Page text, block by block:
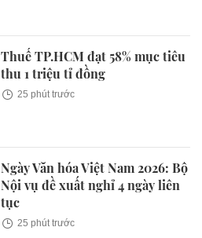
Thuế TP.HCM đạt 58% mục tiêu
thu 1 triệu tỉ đồng
25 phút trước
Ngày Văn hóa Việt Nam 2026: Bộ
Nội vụ đề xuất nghỉ 4 ngày liên
tục
25 phút trước